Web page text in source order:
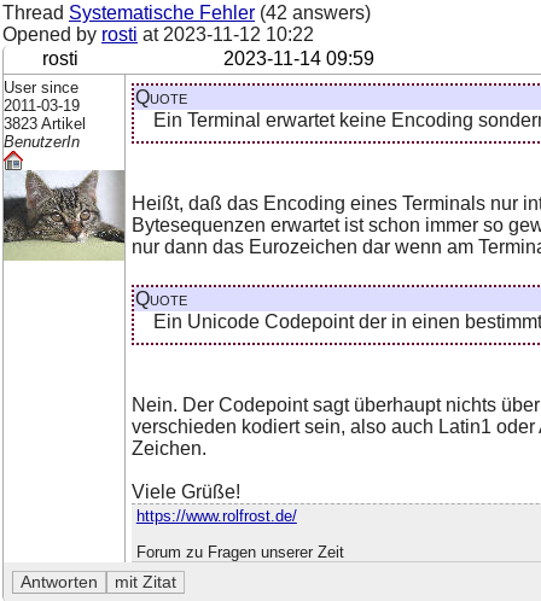
Thread Systematische Fehler (42 answers)
Opened by rosti at 2023-11-12 10:22
rosti
2023-11-14 09:59
User since
2011-03-19
3823 Artikel
BenutzerIn
Quote
Ein Terminal erwartet keine Encoding
Heißt, daß das Encoding eines Terminals nur
Bytesequenzen erwartet ist schon immer so
nur dann das Eurozeichen dar wenn am
Quote
Ein Unicode Codepoint der in einen
Nein. Der Codepoint sagt überhaupt nichts
verschieden kodiert sein, also auch Latin1
Zeichen.
Viele Grüße!
https://www.rolfrost.de/
Forum zu Fragen unserer Zeit